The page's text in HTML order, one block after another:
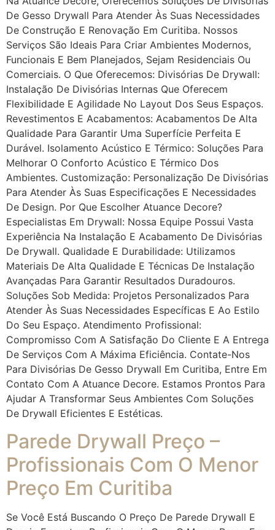
De Gesso Drywall Para Atender Às Suas Necessidades
De Construção E Renovação Em Curitiba. Nossos
Serviços São Ideais Para Criar Ambientes Modernos,
Funcionais E Bem Planejados, Sejam Residenciais Ou
Comerciais. O Que Oferecemos: Divisórias De Drywall:
Instalação De Divisórias Internas Que Oferecem
Flexibilidade E Agilidade No Layout Dos Seus Espaços.
Revestimentos E Acabamentos: Acabamentos De Alta
Qualidade Para Garantir Uma Superfície Perfeita E
Durável. Isolamento Acústico E Térmico: Soluções Para
Melhorar O Conforto Acústico E Térmico Dos
Ambientes. Customização: Personalização De Divisórias
Para Atender Às Suas Especificações E Necessidades
De Design. Por Que Escolher Atuance Decore?
Especialistas Em Drywall: Nossa Equipe Possui Vasta
Experiência Na Instalação E Acabamento De Divisórias
De Drywall. Qualidade E Durabilidade: Utilizamos
Materiais De Alta Qualidade E Técnicas De Instalação
Avançadas Para Garantir Resultados Duradouros.
Soluções Sob Medida: Projetos Personalizados Para
Atender Às Suas Necessidades Específicas E Ao Estilo
Do Seu Espaço. Atendimento Profissional:
Compromisso Com A Satisfação Do Cliente E A Entrega
De Serviços Com A Máxima Eficiência. Contate-Nos
Para Divisórias De Gesso Drywall Em Curitiba, Entre Em
Contato Com A Atuance Decore. Estamos Prontos Para
Ajudar A Transformar Seus Ambientes Com Soluções
De Drywall Eficientes E Estéticas.
Parede Drywall Preço –
Profissionais Com O Menor
Preço Em Curitiba
Se Você Está Buscando O Preço De Parede Drywall E